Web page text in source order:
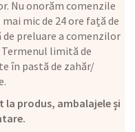
Nu onorăm comenzile
mic de 24 ore față de
preluare a comenzilor
limită de
în pastă de zahăr/
produs, ambalajele și